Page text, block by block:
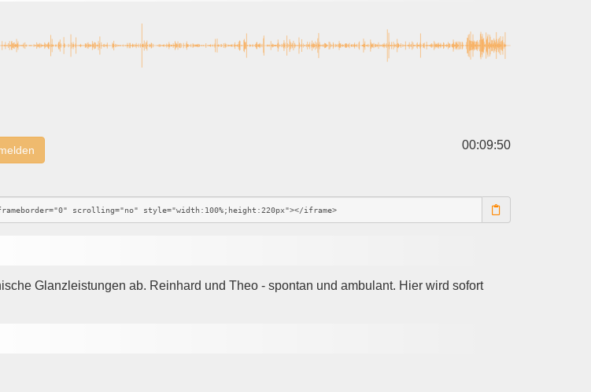
00:09:50
Glanzleistungen ab. Reinhard und Theo - spontan und ambulant. Hier wird sofort